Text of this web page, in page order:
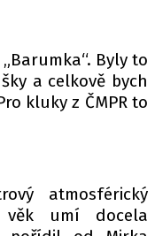
Byly to
a celkově bych
kluky z ČMPR to
atmosférický
věk umí docela